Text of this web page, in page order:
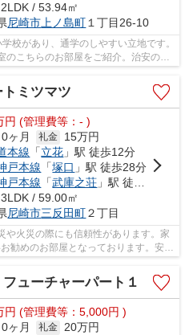
/ 53.94㎡
尼崎市上ノ島町１丁目26-10
校があり、通学のしやすい立地です。
のこちらのお部屋をご紹介。治安の良
ミツマツ
円 (管理費等：- )
0ヶ月 礼金
15万円
本線 「立花 」駅 徒歩12分
戸本線 「塚口 」駅 徒歩28分
戸本線 「武庫之荘 」駅 徒歩35分
/ 59.00㎡
尼崎市三反田町２丁目
や火災の際にも信頼性があります。家
勧めのお部屋となっております。安心
ューチャーパート１
円 (管理費等：5,000円 )
0ヶ月 礼金
20万円